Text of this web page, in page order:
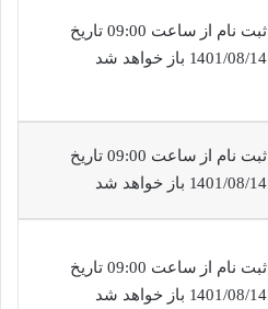
ثبت نام از ساعت 09:00 تاریخ
1401/08/14 باز خواهد شد
ثبت نام از ساعت 09:00 تاریخ
1401/08/14 باز خواهد شد
ثبت نام از ساعت 09:00 تاریخ
1401/08/14 باز خواهد شد